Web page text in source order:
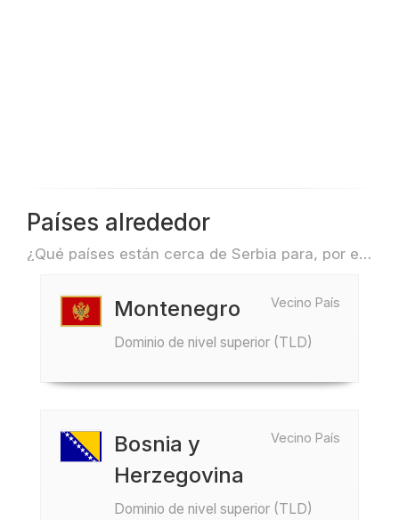
Países alrededor
¿Qué países están cerca de Serbia para, por ejemplo, viajar o volar?
Vecino País
Montenegro
Dominio de nivel superior (TLD)
Vecino País
Bosnia y
Herzegovina
Dominio de nivel superior (TLD)